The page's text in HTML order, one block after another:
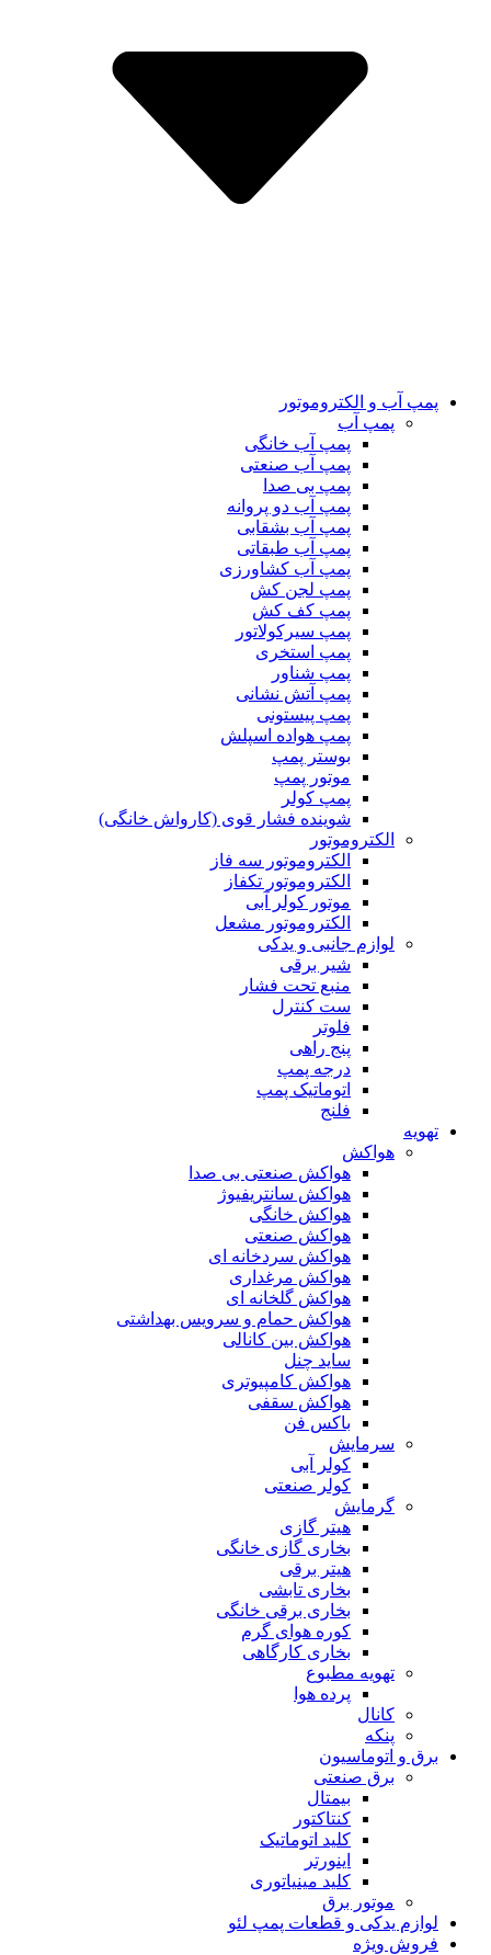
پمپ آب و الکتروموتور
پمپ آب
پمپ آب خانگی
پمپ آب صنعتی
پمپ بی صدا
پمپ آب دو پروانه
پمپ آب بشقابی
پمپ آب طبقاتی
پمپ آب کشاورزی
پمپ لجن کش
پمپ کف کش
پمپ سیرکولاتور
پمپ استخری
پمپ شناور
پمپ آتش نشانی
پمپ پیستونی
پمپ هواده اسپلش
بوستر پمپ
موتور پمپ
پمپ کولر
شوینده فشار قوی (کارواش خانگی)
الکتروموتور
الکتروموتور سه فاز
الکتروموتور تکفاز
موتور کولر آبی
الکتروموتور مشعل
لوازم جانبی و یدکی
شیر برقی
منبع تحت فشار
ست کنترل
فلوتر
پنج راهی
درجه پمپ
اتوماتیک پمپ
فلنج
تهویه
هواکش
هواکش صنعتی بی صدا
هواکش سانتریفیوژ
هواکش خانگی
هواکش صنعتی
هواکش سردخانه ای
هواکش مرغداری
هواکش گلخانه ای
هواکش حمام و سرویس بهداشتی
هواکش بین کانالی
ساید چنل
هواکش کامپیوتری
هواکش سقفی
باکس فن
سرمایش
کولر آبی
کولر صنعتی
گرمایش
هیتر گازی
بخاری گازی خانگی
هیتر برقی
بخاری تابشی
بخاری برقی خانگی
کوره هوای گرم
بخاری کارگاهی
تهویه مطبوع
پرده هوا
کانال
پنکه
برق و اتوماسیون
برق صنعتی
بیمتال
کنتاکتور
کلید اتوماتیک
اینورتر
کلید مینیاتوری
موتور برق
لوازم یدکی و قطعات پمپ لئو
فروش ویژه